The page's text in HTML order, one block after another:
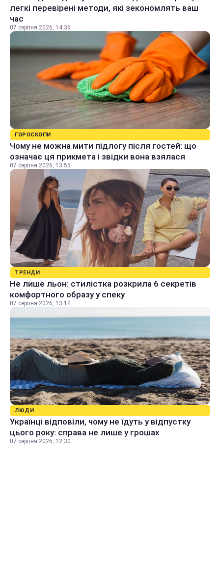
легкі перевірені методи, які зекономлять ваш
час
07 серпня 2026, 14:36
ГОРОСКОПИ
Чому не можна мити підлогу після гостей: що
означає ця прикмета і звідки вона взялася
07 серпня 2026, 13:55
ТРЕНДИ
Не лише льон: стилістка розкрила 6 секретів
комфортного образу у спеку
07 серпня 2026, 13:14
ЛЮДИ
Українці відповіли, чому не їдуть у відпустку
цього року: справа не лише у грошах
07 серпня 2026, 12:30